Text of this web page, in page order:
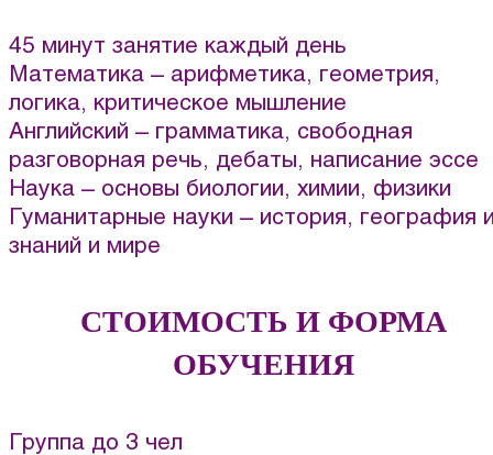
45 минут занятие каждый день
Математика – арифметика, геометрия,
логика, критическое мышление
Английский – грамматика, свободная
разговорная речь, дебаты, написание эссе
Наука – основы биологии, химии, физики
Гуманитарные науки – история, география
знаний и мире
СТОИМОСТЬ И ФОРМА
ОБУЧЕНИЯ
Группа до 3 чел